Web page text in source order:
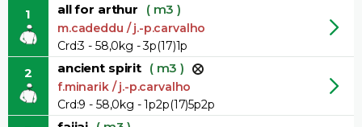
1
all for arthur ( m3 )
m.cadeddu / j.-p.carvalho
Crd:3 - 58,0kg - 3p(17)1p
2 ancient spirit ( m3 )
f.minarik / j.-p.carvalho
Crd:9 - 58,0kg - 1p2p(17)5p2p